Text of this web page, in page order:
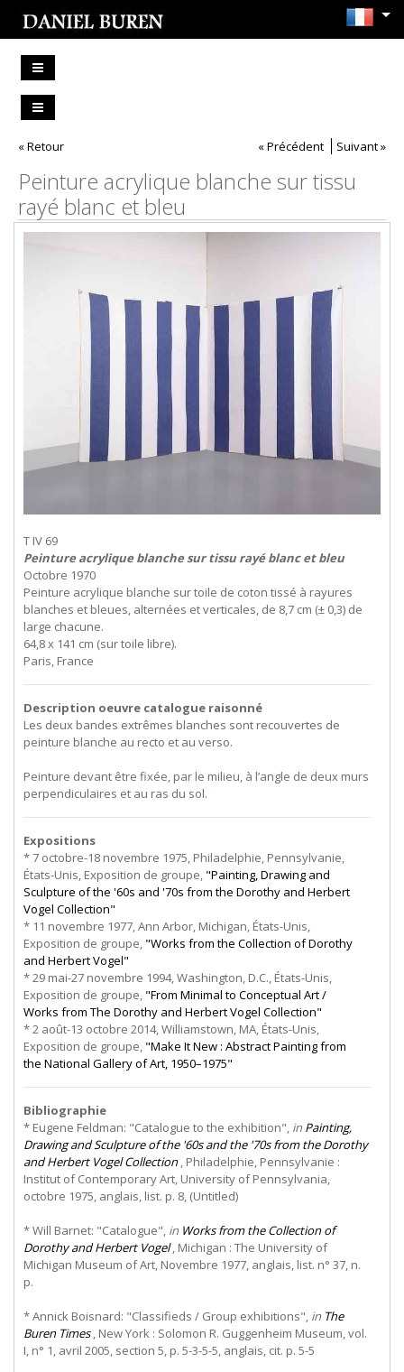
« Retour « Précédent Suivant »
Peinture acrylique blanche sur tissu
rayé blanc et bleu
T IV 69
Peinture acrylique blanche sur tissu rayé blanc et bleu
Octobre 1970
Peinture acrylique blanche sur toile de coton tissé à rayures
blanches et bleues, alternées et verticales, de 8,7 cm (± 0,3) de
large chacune.
64,8 x 141 cm (sur toile libre).
Paris, France
Description oeuvre catalogue raisonné
Les deux bandes extrêmes blanches sont recouvertes de
peinture blanche au recto et au verso.
Peinture devant être fixée, par le milieu, à l’angle de deux murs
perpendiculaires et au ras du sol.
Expositions
* 7 octobre-18 novembre 1975, Philadelphie, Pennsylvanie,
États-Unis, Exposition de groupe, "Painting, Drawing and
Sculpture of the '60s and '70s from the Dorothy and Herbert
Vogel Collection"
* 11 novembre 1977, Ann Arbor, Michigan, États-Unis,
Exposition de groupe, "Works from the Collection of Dorothy
and Herbert Vogel"
* 29 mai-27 novembre 1994, Washington, D.C., États-Unis,
Exposition de groupe, "From Minimal to Conceptual Art /
Works from The Dorothy and Herbert Vogel Collection"
* 2 août-13 octobre 2014, Williamstown, MA, États-Unis,
Exposition de groupe, "Make It New : Abstract Painting from
the National Gallery of Art, 1950–1975"
Bibliographie
* Eugene Feldman: "Catalogue to the exhibition", in Painting,
Drawing and Sculpture of the '60s and the '70s from the Dorothy
and Herbert Vogel Collection, Philadelphie, Pennsylvanie :
Institut of Contemporary Art, University of Pennsylvania,
octobre 1975, anglais, list. p. 8, (Untitled)
* Will Barnet: "Catalogue", in Works from the Collection of
Dorothy and Herbert Vogel, Michigan : The University of
Michigan Museum of Art, Novembre 1977, anglais, list. n° 37, n.
p.
* Annick Boisnard: "Classifieds / Group exhibitions", in The
Buren Times, New York : Solomon R. Guggenheim Museum, vol.
I, n° 1, avril 2005, section 5, p. 5-3-5-5, anglais, cit. p. 5-5